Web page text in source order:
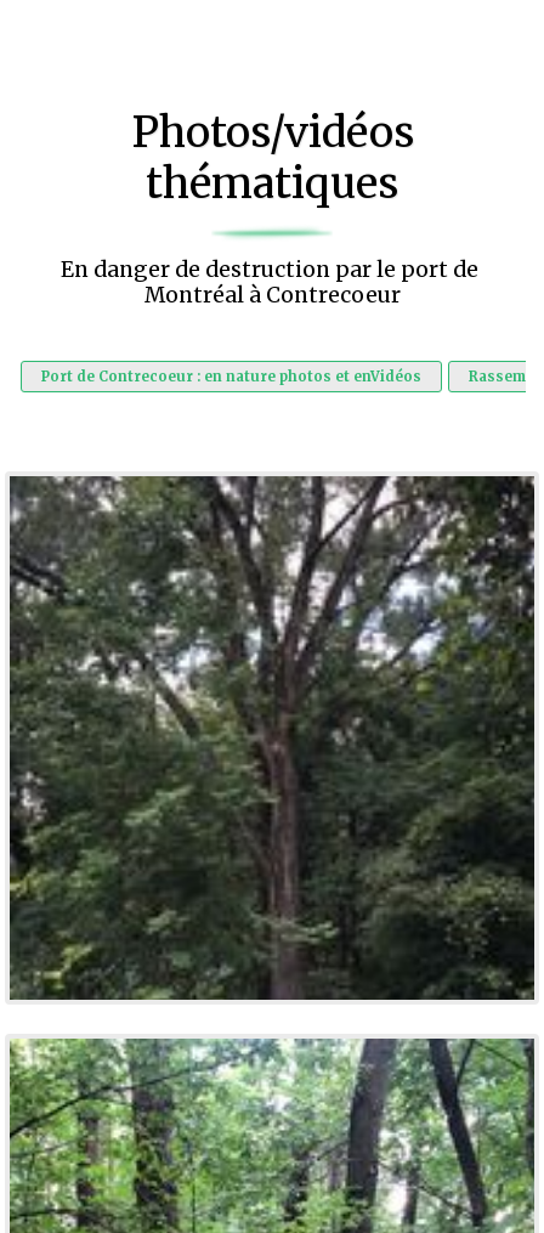
Photos/vidéos
thématiques
En danger de destruction par le port de
Montréal à Contrecoeur
Port de Contrecoeur : en nature photos et enVidéos